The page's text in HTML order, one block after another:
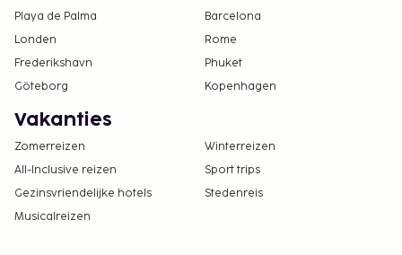
Playa de Palma
Barcelona
Londen
Rome
Frederikshavn
Phuket
Göteborg
Kopenhagen
Vakanties
Zomerreizen
Winterreizen
All-Inclusive reizen
Sport trips
Gezinsvriendelijke hotels
Stedenreis
Musicalreizen